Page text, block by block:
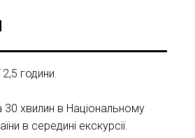
2,5 години.
30 хвилин в Національному
в середині екскурсії.